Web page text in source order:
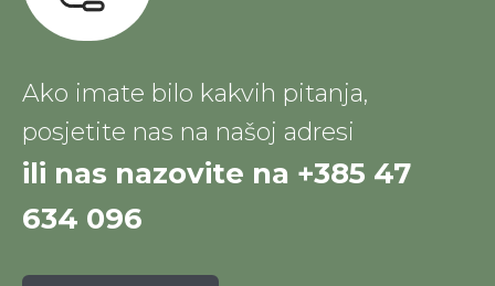
Ako imate bilo kakvih pitanja,
posjetite nas na našoj adresi
ili nas nazovite na +385 47
634 096